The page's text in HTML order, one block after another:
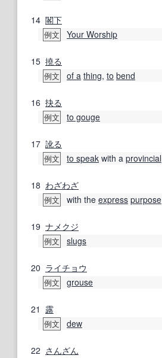
14 閣下
例文 Your Worship
15 撓る
例文 of a thing, to bend
16 抉る
例文 to gouge
17 訛る
例文 to speak with a provincial
18 わざわざ
例文 with the express purpose
19 ナメクジ
例文 slugs
20 ライチョウ
例文 grouse
21 露
例文 dew
22 さんざん